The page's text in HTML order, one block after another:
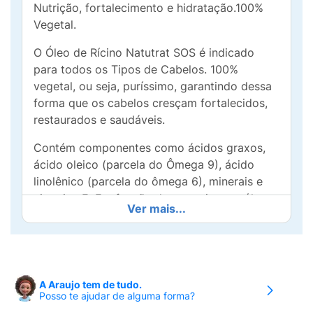
Nutrição, fortalecimento e hidratação.100%
Vegetal.
O Óleo de Rícino Natutrat SOS é indicado
para todos os Tipos de Cabelos. 100%
vegetal, ou seja, puríssimo, garantindo dessa
forma que os cabelos cresçam fortalecidos,
restaurados e saudáveis.
Contém componentes como ácidos graxos,
ácido oleico (parcela do Ômega 9), ácido
linolênico (parcela do ômega 6), minerais e
vitamina E. Em função desses ativos, o óleo
de rícino é um poderoso hidratante e
fortalecedor dos fios. Estes nutrientes
de ressecados, dando brilho e sedosidade
aos cabelos. Além disso, o óleo de rícino
Ver mais...
A Araujo tem de tudo.
Posso te ajudar de alguma forma?